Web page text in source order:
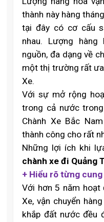
thành này hàng
tại đây có cơ cấu
nhau. Lượng
nguồn, đa dạng về
một thị trường rất
Xe.
Với sự mở rộng
trong cả nước
Chành Xe Bắc
thành công cho rất
Những lợi ích khi
chành xe đi Quảng
+ Hiểu rõ từng
Với hơn 5 năm hoạt
Xe, vận chuyển
khắp đất nước đều